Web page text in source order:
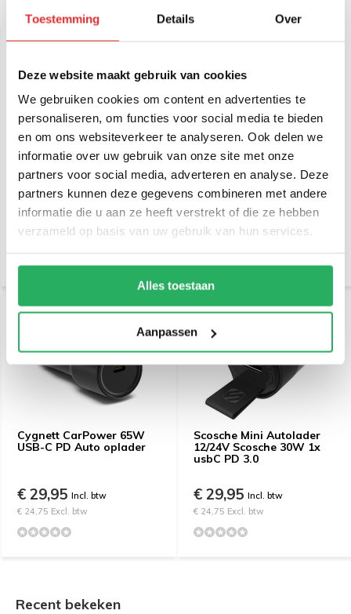
Toestemming Details Over
Deze website maakt gebruik van cookies
We gebruiken cookies om content en advertenties te
personaliseren, om functies voor social media te bieden
en om ons websiteverkeer te analyseren. Ook delen we
informatie over uw gebruik van onze site met onze
partners voor social media, adverteren en analyse. Deze
partners kunnen deze gegevens combineren met andere
informatie die u aan ze heeft verstrekt of die ze hebben
verzameld op basis van uw gebruik van hun services.
Alles toestaan
Aanpassen
Mobiparts Car Charger 2-
port 30W PD Fast
Charging USB-C + USB-A
€ 22,95 Incl. btw
€ 18,97 Excl. btw
Cygnett Armoured
Braided USB-C to USB-C
Cable 1m Black
€ 23,95
Cygnett CarPower 65W
USB-C PD Auto oplader
€ 29,95 Incl. btw
€ 24,75 Excl. btw
Scosche Mini Autolader
12/24V Scosche 30W 1x
usbC PD 3.0
€ 29,95 Incl. btw
€ 24,75 Excl. btw
Recent bekeken